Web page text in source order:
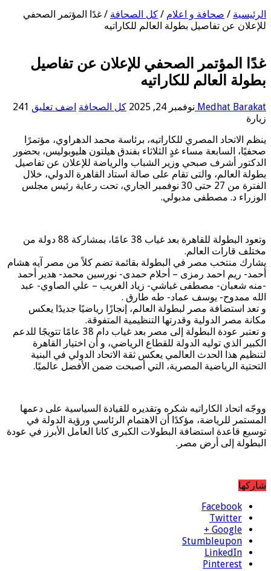
الرئيسية / صحافة و اعلام / كل الصحافة / غدًا المؤتمر الصحفي
للإعلان عن تفاصيل بطولة العالم للكاراتيه
غدًا المؤتمر الصحفي للإعلان عن تفاصيل
بطولة العالم للكاراتيه
Medhat Barakat نوفمبر 24, 2025 كل الصحافة اضف تعليق 241
زيارة
ينظم الاتحاد المصري للكاراتيه، برئاسة محمد الدهراوي، مؤتمرًا
صحفيًا، السابعة مساء غدٍ الثلاثاء بفندق هيلتون هليوبوليس، بحضور
الدكتور أشرف صبحي وزير الشباب والرياضة للإعلان عن تفاصيل
بطولة العالم، والتى تقام على صالة استاد القاهرة الدولي، خلال
الفترة من 27 حتى 30 نوفمبر الجاري، تحت رعاية رئيس مجلس
الوزراء د. مصطفى مدبولي.
وتعود البطولة للقاهرة بعد غياب 38 عامًا، بمشاركة 88 دولة من
مختلف قارات العالم.
يشارك منتخب مصر في البطولة بقائمة تضم كلاً من مصر آيه هشام
أحمد- ريم احمد رمزى – أحلام حمدى- نورسين محمد- هدير أحمد
-منه شعبان- مصطفى غباشي- زياد الغريب – علي الصاوي- عبد
الله ممدوح- يوسف عماد- طه طارق .
و تعد استضافة مصر لبطولة العالم، إنجازًا رياضيًا جديدًا يعكس
مكانة مصر الدولية وقدرتها التنظيمية المتفوقة.
و تعتبر عودة البطولة إلى مصر بعد غياب دام 38 عامًا تتويجًا للدعم
الكبير الذي توليه الدولة للقطاع الرياضي، و أن اختيار القاهرة
لتنظيم هذا الحدث العالمي يعكس ثقة الاتحاد الدولي في البنية
التحتية الرياضية المصرية، التي أصبحت ضمن الأفضل عالميًا.
ووجّه اتحاد الكاراتيه شكره وتقديره للقيادة السياسية على دعمها
المستمر للرياضة، مؤكدًا أن الاهتمام الرئاسي ورؤية الدولة في
توسيع قاعدة استضافة البطولات الكبرى كانا العامل الأبرز في عودة
البطولة إلى أرض مصر.
شاركها
Facebook
Twitter
Google +
Stumbleupon
LinkedIn
Pinterest